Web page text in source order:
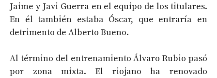
Jaime y Javi Guerra en el equipo de los titulares.
En él también estaba Óscar, que entraría en
detrimento de Alberto Bueno.
Al término del entrenamiento Álvaro Rubio pasó
por zona mixta. El riojano ha renovado